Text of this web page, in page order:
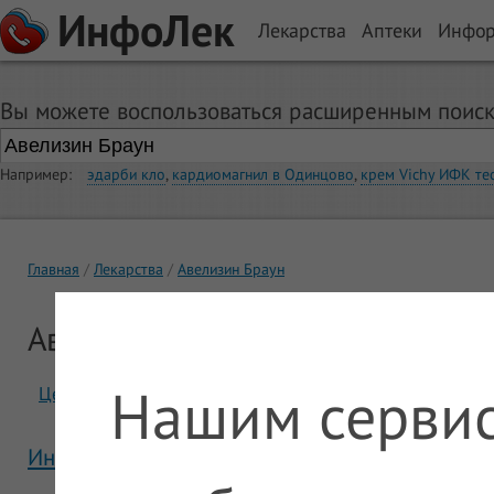
ИнфоЛек Лекарства Аптеки
Вы можете воспользоваться расширенным
Например: эдарби кло, кардиомагнил в Одинцово, крем Vichy ИФК
Главная Лекарства Авелизин Браун
Авелизин Браун
Цены Отзывы
Инструкция Авелизин Браун
Нашим